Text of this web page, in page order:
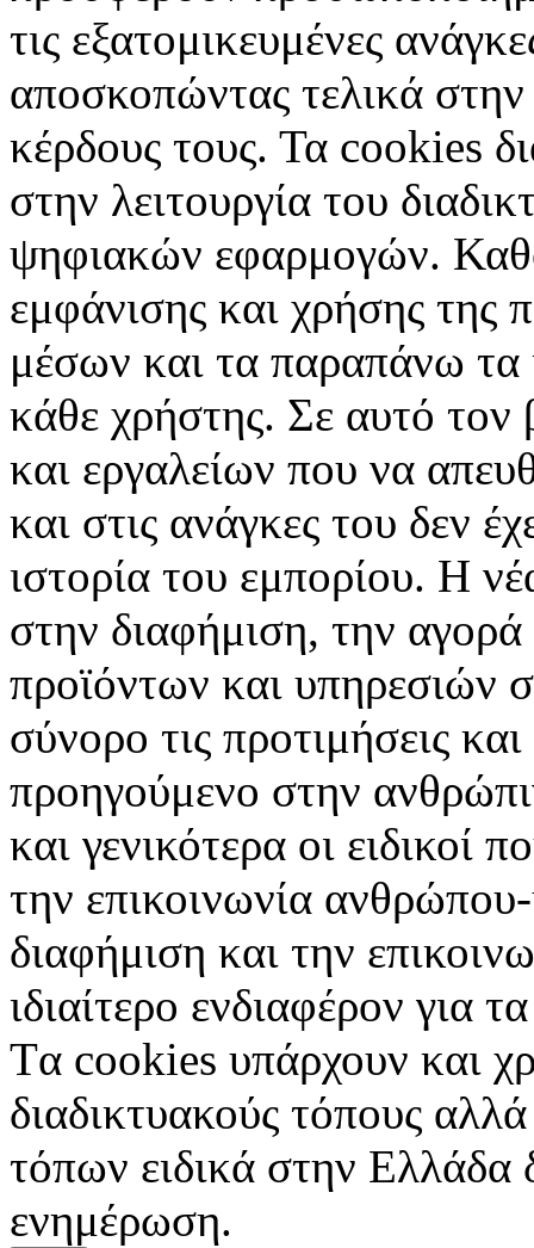
τις εξατομικευμένες
αποσκοπώντας τελικά
κέρδους τους. Τα cookies
στην λειτουργία του
ψηφιακών εφαρμογών.
εμφάνισης και χρήσης της
μέσων και τα παραπάνω τα
κάθε χρήστης. Σε αυτό
και εργαλείων που να
και στις ανάγκες του δεν
ιστορία του εμπορίου. Η
στην διαφήμιση, την
προϊόντων και υπηρεσιών
σύνορο τις προτιμήσεις
προηγούμενο στην
και γενικότερα οι ειδικοί
την επικοινωνία
διαφήμιση και την
ιδιαίτερο ενδιαφέρον για
Tα cookies υπάρχουν και
διαδικτυακούς τόπους
τόπων ειδικά στην Ελλάδα
ενημέρωση.